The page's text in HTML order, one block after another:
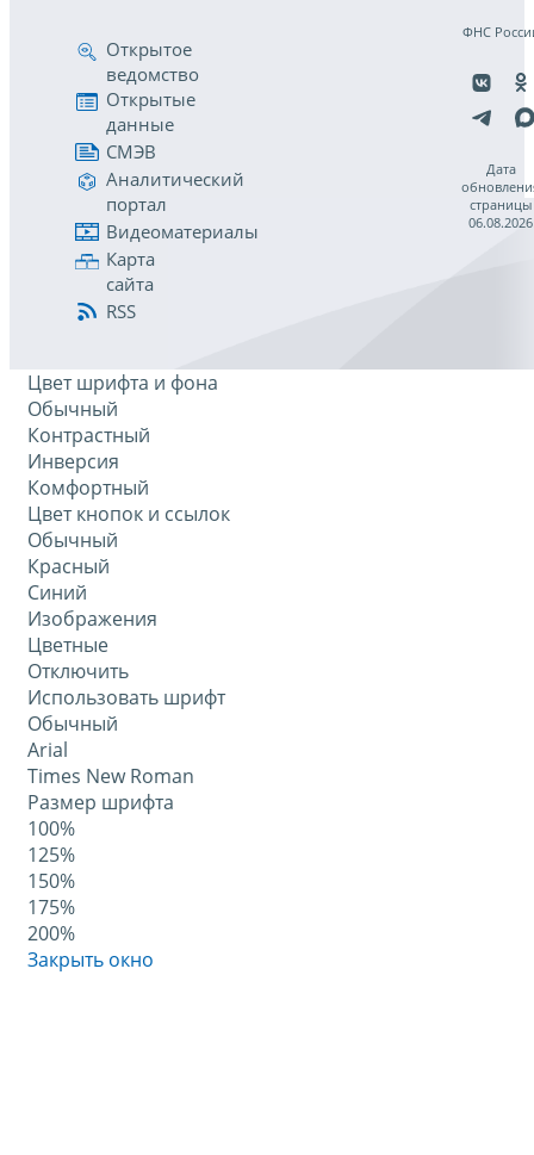
Открытое
ведомство
Открытые
данные
СМЭВ
Аналитический
портал
Видеоматериалы
Карта
сайта
RSS
ФНС
Дата
страницы
06.08.2026
Цвет шрифта и фона
Обычный
Контрастный
Инверсия
Комфортный
Цвет кнопок и ссылок
Обычный
Красный
Синий
Изображения
Цветные
Отключить
Использовать шрифт
Обычный
Arial
Times New Roman
Размер шрифта
100%
125%
150%
175%
200%
Закрыть окно